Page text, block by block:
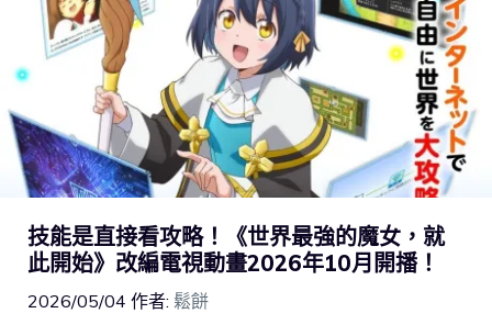
技能是直接看攻略！《世界最強的魔女，就
此開始》改編電視動畫2026年10月開播！
2026/05/04 作者: 鬆餅